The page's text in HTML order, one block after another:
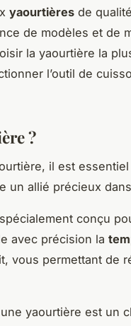
yaourtières de
de modèles et de
la yaourtière la
l’outil de
?
il est
un allié précieux
conçu
avec précision la
vous permettant de
yaourtière est un